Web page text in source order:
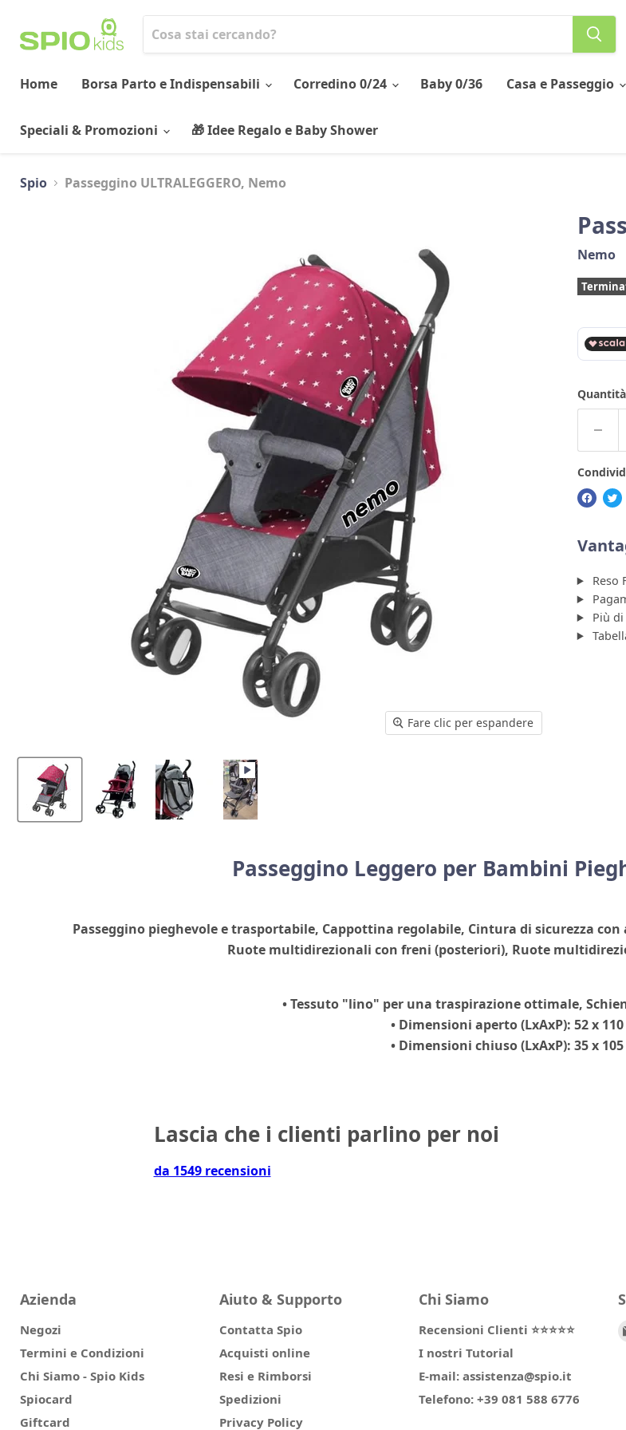
Home Borsa Parto e Indispensabili Corredino 0/24 Baby 0/36 Casa e Passeggio
Speciali & Promozioni 🎁 Idee Regalo e Baby Shower
Spio Passeggino ULTRALEGGERO, Nemo
Fare clic per espandere
Nemo
Quantità
Reso
Più
Passeggino Leggero per Bambini
Passeggino pieghevole e trasportabile, Cappottina regolabile, Cintura di sicurezza con
Ruote multidirezionali con freni (posteriori), Ruote
• Tessuto "lino" per una traspirazione ottimale,
• Dimensioni aperto (LxAxP): 52 x
• Dimensioni chiuso (LxAxP): 35 x
Lascia che i clienti parlino per noi
da 1549 recensioni
Azienda
Negozi
Termini e Condizioni
Chi Siamo - Spio Kids
Spiocard
Giftcard
Aiuto & Supporto
Contatta Spio
Acquisti online
Resi e Rimborsi
Spedizioni
Privacy Policy
Chi Siamo
Recensioni Clienti ⭐⭐⭐⭐⭐
I nostri Tutorial
E-mail: assistenza@spio.it
Telefono: +39 081 588 6776